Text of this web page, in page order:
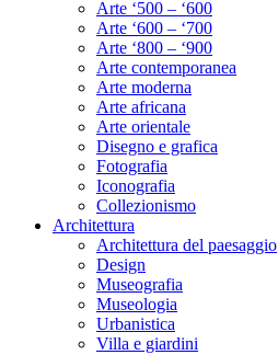
Arte ‘500 – ‘600
Arte ‘600 – ‘700
Arte ‘800 – ‘900
Arte contemporanea
Arte moderna
Arte africana
Arte orientale
Disegno e grafica
Fotografia
Iconografia
Collezionismo
Architettura
Architettura del paesaggio
Design
Museografia
Museologia
Urbanistica
Villa e giardini